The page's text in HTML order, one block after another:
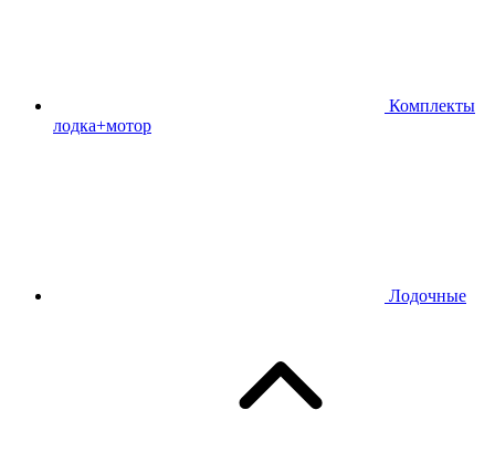
Комплекты
лодка+мотор
Лодочные